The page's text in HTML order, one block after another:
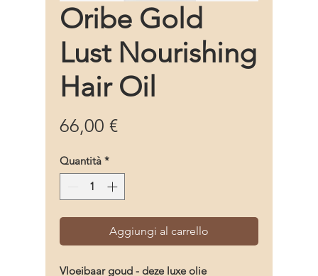
Oribe Gold
Lust Nourishing
Hair Oil
66,00 €Prezzo
Quantità *
Aggiungi al carrello
Vloeibaar goud - deze luxe olie